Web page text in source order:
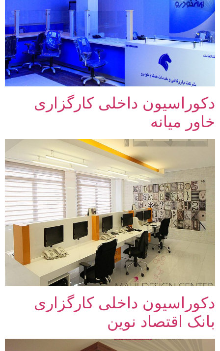
دکوراسیون داخلی کارگزاری
خاور میانه
دکوراسیون داخلی کارگزاری
بانک اقتصاد نوین